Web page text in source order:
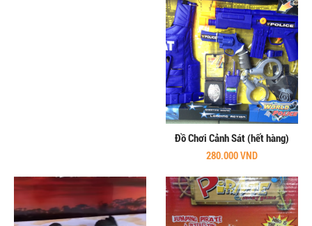
Đồ Chơi Cảnh Sát (hết hàng)
280.000 VND